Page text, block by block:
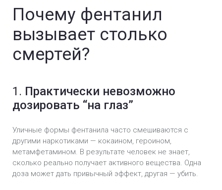
Почему фентанил
вызывает столько
смертей?
1. Практически невозможно
дозировать “на глаз”
Уличные формы фентанила часто смешиваются с
другими наркотиками — кокаином, героином,
метамфетамином. В результате человек не знает,
сколько реально получает активного вещества. Одна
доза может дать привычный эффект, другая — убить.